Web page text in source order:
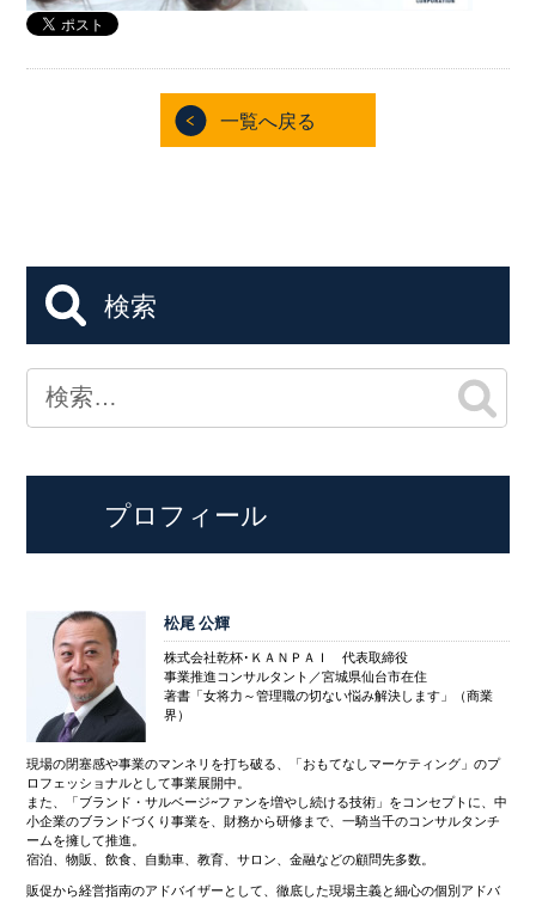
一覧へ戻る
検索
プロフィール
松尾 公輝
株式会社乾杯･ＫＡＮＰＡＩ 代表取締役
事業推進コンサルタント／宮城県仙台市在住
著書「女将力～管理職の切ない悩み解決します」（商業
界）
現場の閉塞感や事業のマンネリを打ち破る、「おもてなしマーケティング」のプ
ロフェッショナルとして事業展開中。
また、「ブランド・サルベージ~ファンを増やし続ける技術」をコンセプトに、中
小企業のブランドづくり事業を、財務から研修まで、一騎当千のコンサルタンチ
ームを擁して推進。
宿泊、物販、飲食、自動車、教育、サロン、金融などの顧問先多数。
販促から経営指南のアドバイザーとして、徹底した現場主義と細心の個別アドバ